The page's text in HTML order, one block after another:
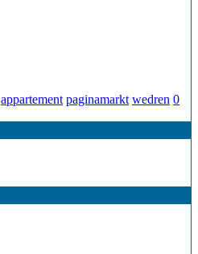
appartement paginamarkt wedren 0